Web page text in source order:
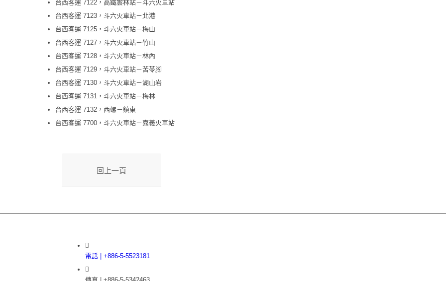
台西客運 7122，高鐵雲林站－斗六火車站
台西客運 7123，斗六火車站－北港
台西客運 7125，斗六火車站－梅山
台西客運 7127，斗六火車站－竹山
台西客運 7128，斗六火車站－林內
台西客運 7129，斗六火車站－苦苓腳
台西客運 7130，斗六火車站－湖山岩
台西客運 7131，斗六火車站－梅林
台西客運 7132，西螺－鎮東
台西客運 7700，斗六火車站－嘉義火車站
回上一頁
電話 | +886-5-5523181